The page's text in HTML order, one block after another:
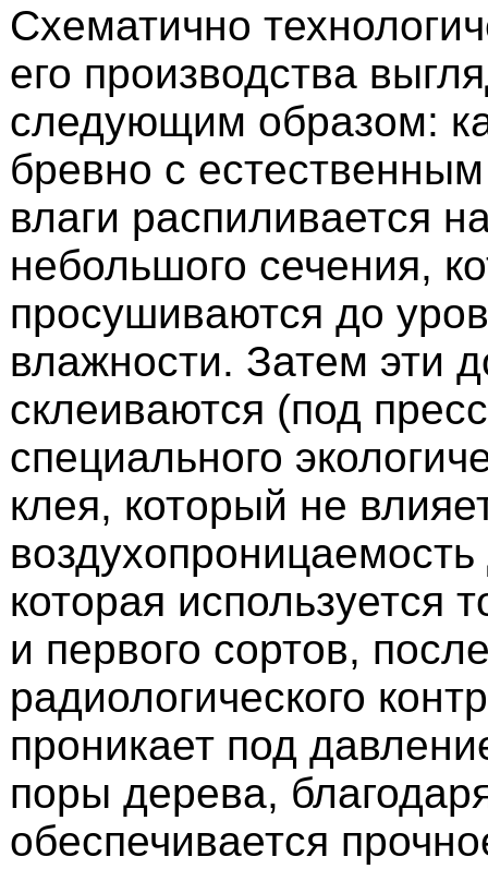
Схематично
его производства
следующим образом:
бревно с
влаги распиливается
небольшого сечения,
просушиваются до
влажности. Затем эти
склеиваются (под
специального
клея, который не
которая используется
и первого сортов,
радиологического
проникает под
поры дерева,
обеспечивается